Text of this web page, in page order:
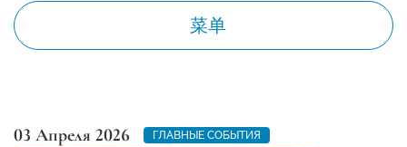
菜单
03 Апреля 2026
ГЛАВНЫЕ СОБЫТИЯ